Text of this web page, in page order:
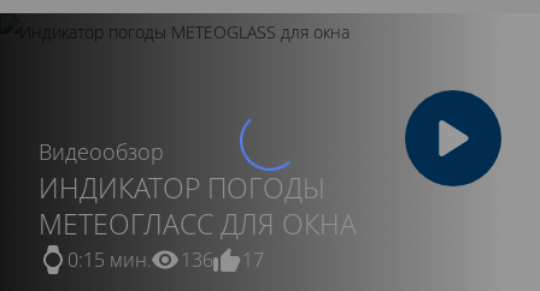
Видеообзор
ИНДИКАТОР ПОГОДЫ
МЕТЕОГЛАСС ДЛЯ ОКНА
0:15 мин. 136 17